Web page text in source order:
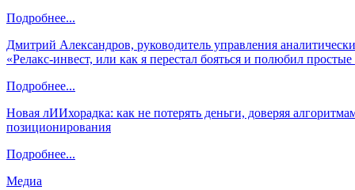
Подробнее...
Дмитрий Александров, руководитель управления
«Релакс-инвест, или как я перестал бояться и полюбил
Подробнее...
Новая лИИхорадка: как не потерять деньги, доверяя
позиционирования
Подробнее...
Медиа